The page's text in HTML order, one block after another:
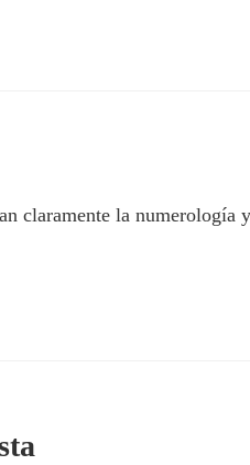
claramente la numerología